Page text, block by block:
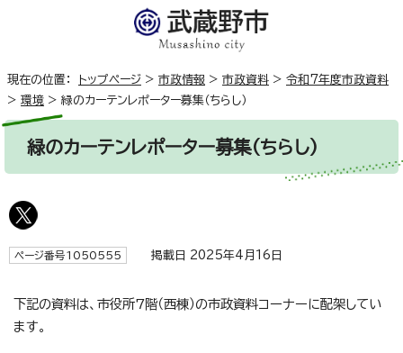
現在の位置： トップページ > 市政情報 > 市政資料 > 令和7年度市政資料
> 環境 > 緑のカーテンレポーター募集（ちらし）
緑のカーテンレポーター募集（ちらし）
ページ番号1050555 掲載日 2025年4月16日
下記の資料は、市役所7階（西棟）の市政資料コーナーに配架してい
ます。